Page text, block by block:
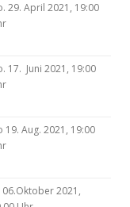
29. April 2021, 19:00
17. Juni 2021, 19:00
19. Aug. 2021, 19:00
06.Oktober 2021,